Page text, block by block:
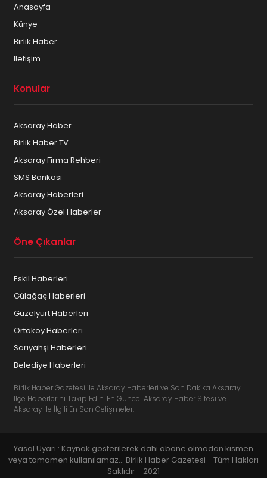
Anasayfa
Künye
Birlik Haber
İletişim
Konular
Aksaray Haber
Birlik Haber TV
Aksaray Firma Rehberi
SMS Bankası
Aksaray Haberleri
Aksaray Özel Haberler
Öne Çıkanlar
Eskil Haberleri
Gülağaç Haberleri
Güzelyurt Haberleri
Ortaköy Haberleri
Sarıyahşi Haberleri
Belediye Haberleri
Birlik Haber Gazetesi ile Aksaray Haberleri ve Son Dakika Aksaray
İlçe Haberlerini Takip Edin. En Güncel Aksaray Haber Sitesi ve
Aksaray İle İlgili En Son Gelişmeler.
Yasal Uyarı : Kaynak gösterilerek dahi abone olmadan kısmen
veya tamamen kullanılamaz... Birlik Haber Gazetesi - Tüm Hakları
Saklıdır - 2021